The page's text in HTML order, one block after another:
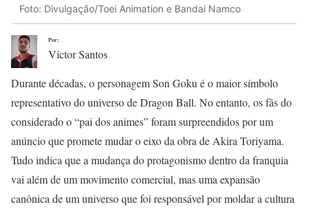
Foto: Divulgação/Toei Animation e Bandai Namco
Por:
Victor Santos
Durante décadas, o personagem Son Goku é o maior símbolo
representativo do universo de Dragon Ball. No entanto, os fãs do
considerado o “pai dos animes” foram surpreendidos por um
anúncio que promete mudar o eixo da obra de Akira Toriyama.
Tudo indica que a mudança do protagonismo dentro da franquia
vai além de um movimento comercial, mas uma expansão
canônica de um universo que foi responsável por moldar a cultura